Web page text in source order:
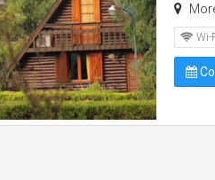
Wi-